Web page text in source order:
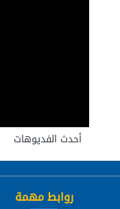
أحدث الفديوهات
روابط مهمة